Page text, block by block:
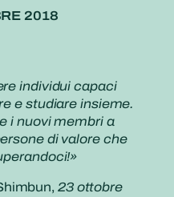
2018
individui capaci
e studiare insieme.
i nuovi membri a
di valore che
23 ottobre